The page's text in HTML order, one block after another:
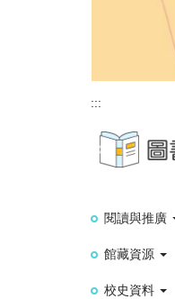
:::
閱讀與推廣
館藏資源
校史資料